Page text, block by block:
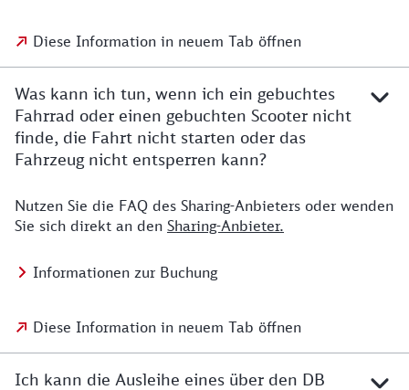
Diese Information in neuem Tab öffnen
Was kann ich tun, wenn ich ein gebuchtes
Fahrrad oder einen gebuchten Scooter nicht
finde, die Fahrt nicht starten oder das
Fahrzeug nicht entsperren kann?
Nutzen Sie die FAQ des Sharing-Anbieters oder wenden
Sie sich direkt an den Sharing-Anbieter.
Informationen zur Buchung
Diese Information in neuem Tab öffnen
Ich kann die Ausleihe eines über den DB